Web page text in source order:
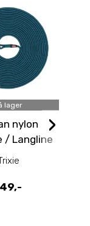
lager
nylon
/ Langline
10 meter
›